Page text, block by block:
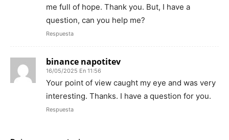
me full of hope. Thank you. But, I have a
question, can you help me?
Respuesta
binance napotitev
16/05/2025 En 11:56
Your point of view caught my eye and was very
interesting. Thanks. I have a question for you.
Respuesta